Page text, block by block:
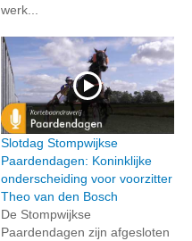
werk...
Slotdag Stompwijkse
Paardendagen: Koninklijke
onderscheiding voor voorzitter
Theo van den Bosch
De Stompwijkse
Paardendagen zijn afgesloten